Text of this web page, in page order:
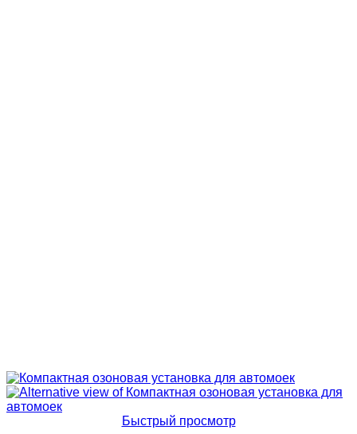
Быстрый просмотр